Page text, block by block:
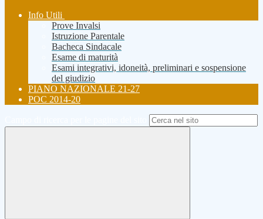
Info Utili
Prove Invalsi
Istruzione Parentale
Bacheca Sindacale
Esame di maturità
Esami integrativi, idoneità, preliminari e sospensione
del giudizio
PIANO NAZIONALE 21-27
POC 2014-20